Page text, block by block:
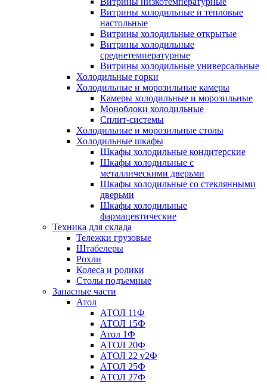
Витрины холодильные и тепловые
настольные
Витрины холодильные открытые
Витрины холодильные
среднетемпературные
Витрины холодильные универсальные
Холодильные горки
Холодильные и морозильные камеры
Камеры холодильные и морозильные
Моноблоки холодильные
Сплит-системы
Холодильные и морозильные столы
Холодильные шкафы
Шкафы холодильные кондитерские
Шкафы холодильные с
металлическими дверьми
Шкафы холодильные со стеклянными
дверьми
Шкафы холодильные
фармацевтические
Техника для склада
Тележки грузовые
Штабелеры
Рохли
Колеса и ролики
Столы подъемные
Запасные части
Атол
АТОЛ 11Ф
АТОЛ 15Ф
Атол 1Ф
АТОЛ 20Ф
АТОЛ 22 v2Ф
АТОЛ 25Ф
АТОЛ 27Ф